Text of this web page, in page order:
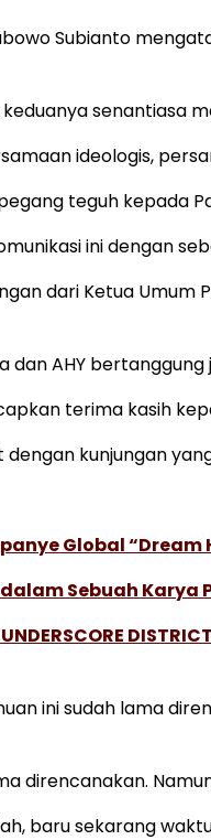
Subianto
senantiasa
ideologis,
teguh kepada
ini dengan
dari Ketua
AHY
terima kasih
kunjungan
Global “Dream
Sebuah Karya
ini sudah lama
direncanakan.
baru sekarang